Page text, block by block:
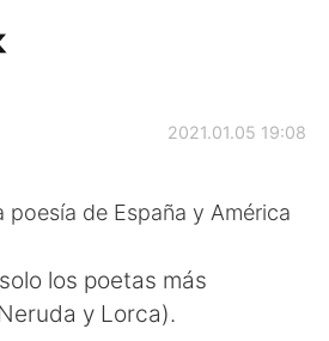
2021.01.05 19:08
poesía de España y América
los poetas más
y Lorca).